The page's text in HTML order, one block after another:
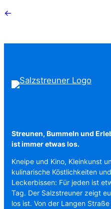
←
Streunen, Bummeln und
ist immer etwas los.
Kneipe und Kino, Kleinkunst
kulinarische Köstlichkeiten
Leckerbissen: Für jeden ist
Tag. Der Salzstreuner zeigt
los ist. Von der Langen